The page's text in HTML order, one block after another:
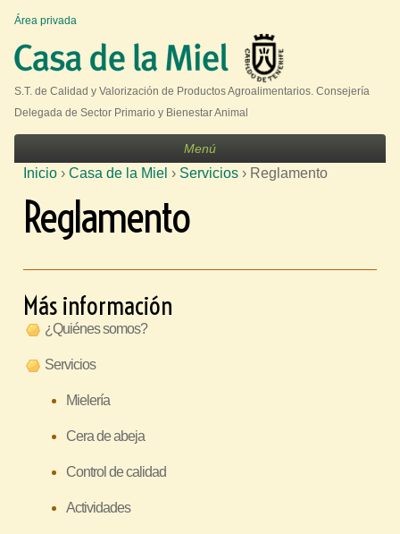
S.T. de Calidad y Valorización de Productos Agroalimentarios. Consejería
Delegada de Sector Primario y Bienestar Animal
U
s
e
r
m
e
Área privada
Menú
S
e
n
c
u
n
Inicio › Casa de la Miel › Servicios › Reglamento
Reglamento
Más información
¿Quiénes somos?
Servicios
Mielería
Cera de abeja
Control de calidad
Actividades